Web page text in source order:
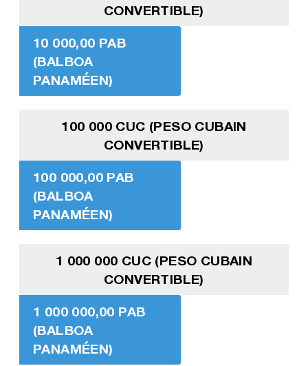
CONVERTIBLE)
10 000,00 PAB
(BALBOA
PANAMÉEN)
100 000 CUC (PESO CUBAIN
CONVERTIBLE)
100 000,00 PAB
(BALBOA
PANAMÉEN)
1 000 000 CUC (PESO CUBAIN
CONVERTIBLE)
1 000 000,00 PAB
(BALBOA
PANAMÉEN)